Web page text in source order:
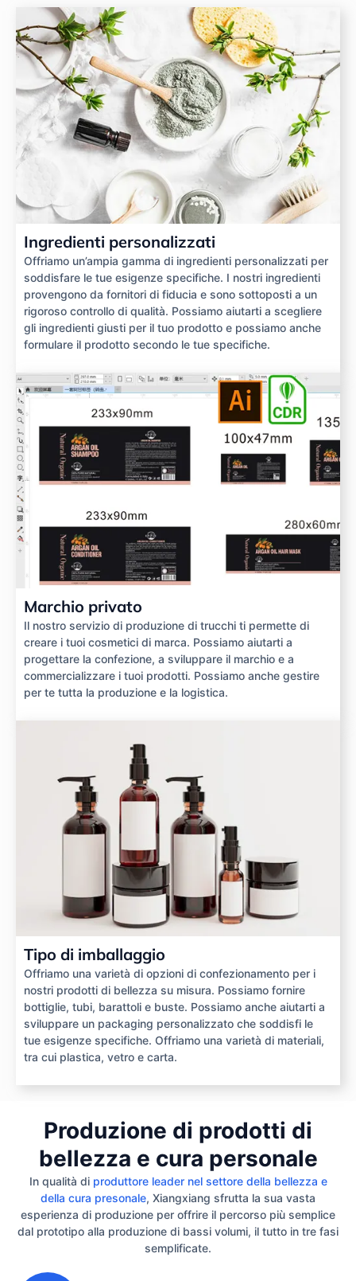
Ingredienti personalizzati
Offriamo un’ampia gamma di ingredienti personalizzati per
soddisfare le tue esigenze specifiche. I nostri ingredienti
provengono da fornitori di fiducia e sono sottoposti a un
rigoroso controllo di qualità. Possiamo aiutarti a scegliere
gli ingredienti giusti per il tuo prodotto e possiamo anche
formulare il prodotto secondo le tue specifiche.
Marchio privato
Il nostro servizio di produzione di trucchi ti permette di
creare i tuoi cosmetici di marca. Possiamo aiutarti a
progettare la confezione, a sviluppare il marchio e a
commercializzare i tuoi prodotti. Possiamo anche gestire
per te tutta la produzione e la logistica.
Tipo di imballaggio
Offriamo una varietà di opzioni di confezionamento per i
nostri prodotti di bellezza su misura. Possiamo fornire
bottiglie, tubi, barattoli e buste. Possiamo anche aiutarti a
sviluppare un packaging personalizzato che soddisfi le
tue esigenze specifiche. Offriamo una varietà di materiali,
tra cui plastica, vetro e carta.
Produzione di prodotti di
bellezza e cura personale
In qualità di produttore leader nel settore della bellezza e
della cura presonale, Xiangxiang sfrutta la sua vasta
esperienza di produzione per offrire il percorso più semplice
dal prototipo alla produzione di bassi volumi, il tutto in tre fasi
semplificate.